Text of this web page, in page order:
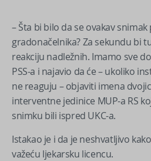
– Šta bi bilo da se ovakav
gradonačelnika? Za sekundu bi
reakciju nadležnih. Imamo sve
PSS-a i najavio da će – ukoliko
ne reaguju – objaviti imena
interventne jedinice MUP-a RS
snimku bili ispred UKC-a.
Istakao je i da je neshvatljivo
važeću ljekarsku licencu.